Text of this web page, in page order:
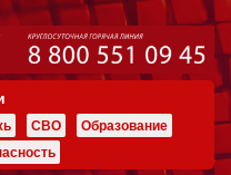
СВО
Образование